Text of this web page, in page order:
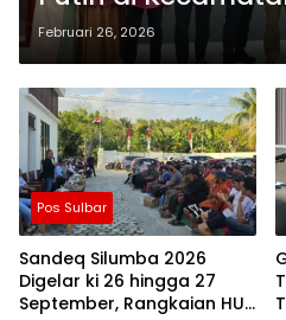
Kabupaten Sinjai,
Khusus Tim
Februari 26, 2026
Pos Sulbar
Sandeq Silumba 2026
Digelar ki 26 hingga 27
September, Rangkaian HUT